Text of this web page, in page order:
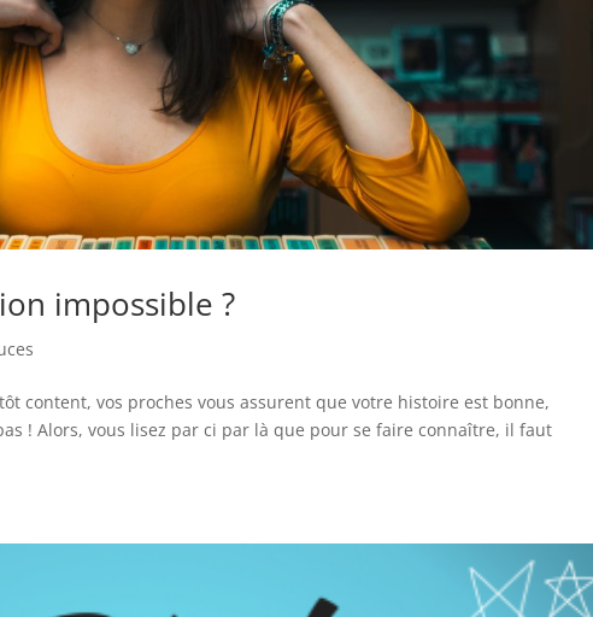
impossible ?
content, vos proches vous assurent que votre histoire est bonne,
! Alors, vous lisez par ci par là que pour se faire connaître, il faut